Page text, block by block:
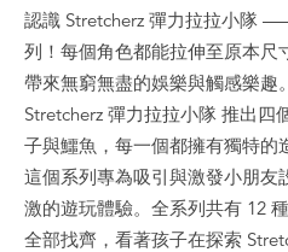
認識 Stretcherz 彈力拉拉小隊
列！每個角色都能拉伸至原本尺
帶來無窮無盡的娛樂與觸感樂趣。
Stretcherz 彈力拉拉小隊 推出四
子與鱷魚，每一個都擁有獨特的
這個系列專為吸引與激發小朋友
激的遊玩體驗。全系列共有 12
全部找齊，看著孩子在探索